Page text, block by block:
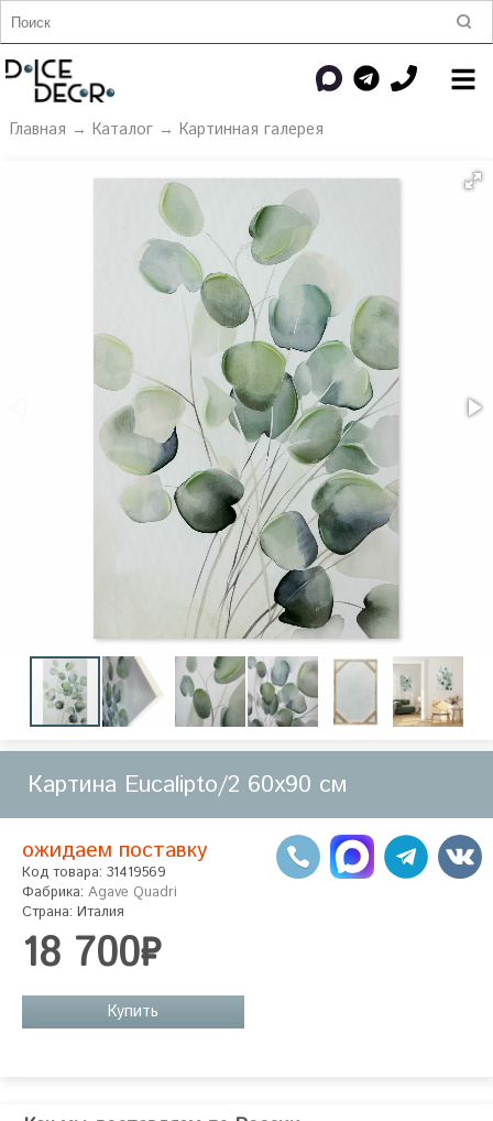
Главная → Каталог→ Картинная галерея
Картина Eucalipto/2 60x90 см
ожидаем поставку
Код товара: 31419569
Фабрика: Agave Quadri
Страна: Италия
18 700₽
Купить